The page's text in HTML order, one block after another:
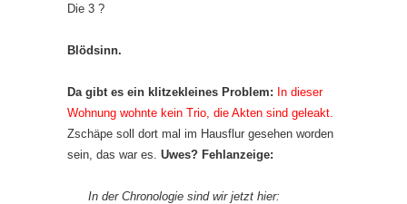
Die 3 ?
Blödsinn.
Da gibt es ein klitzekleines Problem: In dieser
Wohnung wohnte kein Trio, die Akten sind geleakt.
Zschäpe soll dort mal im Hausflur gesehen worden
sein, das war es. Uwes? Fehlanzeige:
In der Chronologie sind wir jetzt hier: